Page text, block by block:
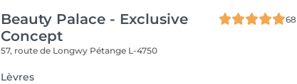
Beauty Palace - Exclusive
Concept
68
57, route de Longwy Pétange L-4750
Lèvres